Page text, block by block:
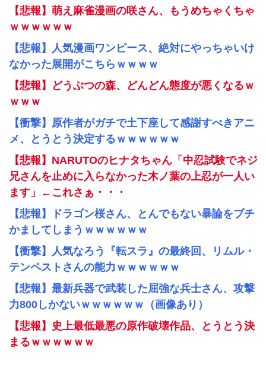
【悲報】萌え麻雀漫画の咲さん、もうめちゃくちゃ
ｗｗｗｗｗｗ
【悲報】人気漫画ワンピース、絶対にやっちゃいけ
なかった展開がこちらｗｗｗｗ
【悲報】どうぶつの森、どんどん態度が悪くなるｗ
ｗｗｗ
【衝撃】原作者がガチで土下座して感謝すべきアニ
メ、とうとう決定するｗｗｗｗｗｗ
【悲報】NARUTOのヒナタちゃん「中忍試験でネジ
兄さんを止めに入らなかった木ノ葉の上忍が一人い
ます」←これさぁ・・・
【悲報】ドラゴン桜さん、とんでもない暴論をブチ
かましてしまうｗｗｗｗｗｗ
【衝撃】人気なろう『転スラ』の最終回、リムル・
テンペストさんの能力ｗｗｗｗｗｗ
【悲報】最新兵器で武装した屈強な兵士さん、攻撃
力800しかないｗｗｗｗｗｗ（画像あり）
【悲報】史上最低最悪の原作破壊作品、とうとう決
まるｗｗｗｗｗｗ